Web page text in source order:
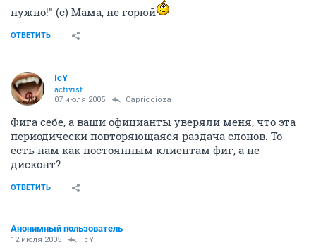
нужно!" (с) Мама, не горюй
ОТВЕТИТЬ
IcY
activist
07 июля 2005 Capriccioza
Фига себе, а ваши официанты уверяли меня, что эта
периодически повторяющаяся раздача слонов. То
есть нам как постоянным клиентам фиг, а не
дисконт?
ОТВЕТИТЬ
Анонимный пользователь
12 июля 2005 IcY